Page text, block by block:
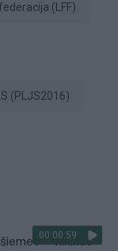
(LFF)
(PLJS2016)
00:00:59
– vilkikas